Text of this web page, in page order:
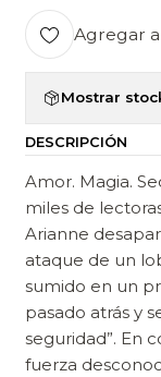
Agregar
Mostrar
DESCRIPCIÓN
Amor. Magia.
miles de
Arianne
ataque de un
sumido en un
pasado atrás y
seguridad”. En
fuerza